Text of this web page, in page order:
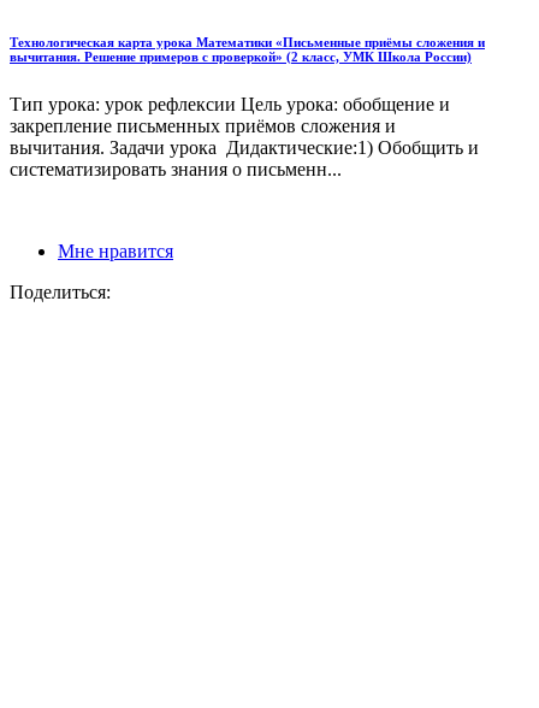
Технологическая карта урока Математики «Письменные приёмы сложения и
вычитания. Решение примеров с проверкой» (2 класс, УМК Школа России)
Тип урока: урок рефлексии Цель урока: обобщение и
закрепление письменных приёмов сложения и
вычитания. Задачи урока Дидактические:1) Обобщить и
систематизировать знания о письменн...
Мне нравится
Поделиться: